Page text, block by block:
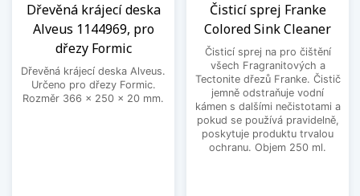
Dřevěná krájecí deska
Alveus 1144969, pro
dřezy Formic
Dřevěná krájecí deska Alveus.
Určeno pro dřezy Formic.
Rozměr 366 x 250 x 20 mm.
Čisticí sprej Franke
Colored Sink Cleaner
Čisticí sprej na pro čištění
všech Fragranitových a
Tectonite dřezů Franke. Čistič
jemně odstraňuje vodní
kámen s dalšími nečistotami a
pokud se používá pravidelně,
poskytuje produktu trvalou
ochranu. Objem 250 ml.